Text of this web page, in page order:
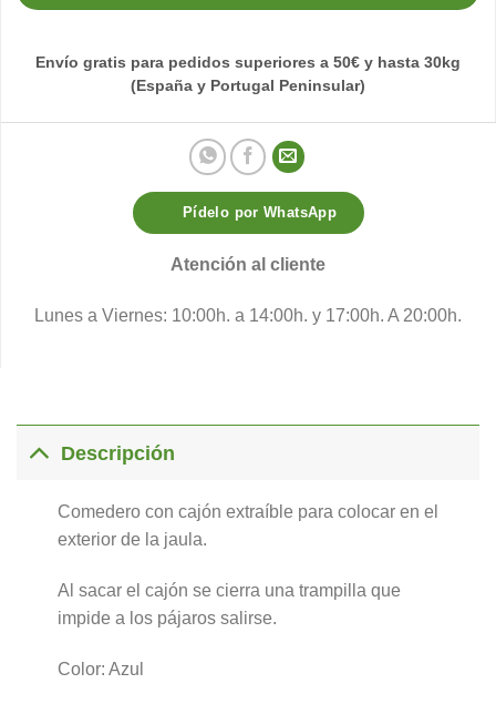
Envío gratis para pedidos superiores a 50€ y hasta 30kg
(España y Portugal Peninsular)
Pídelo por WhatsApp
Atención al cliente
Lunes a Viernes: 10:00h. a 14:00h. y 17:00h. A 20:00h.
Descripción
Comedero con cajón extraíble para colocar en el
exterior de la jaula.
Al sacar el cajón se cierra una trampilla que
impide a los pájaros salirse.
Color: Azul